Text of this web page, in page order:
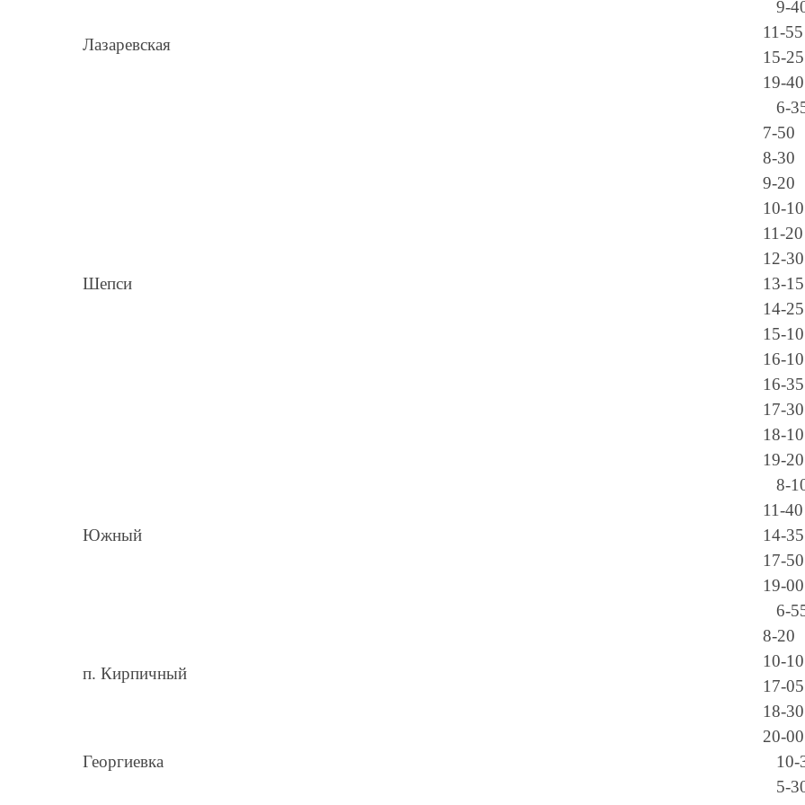
Лазаревская
9-
11-55
15-25
19-40
Шепси
6-
7-50
8-30
9-20
10-10
11-20
12-30
13-15
14-25
15-10
16-10
16-35
17-30
18-10
19-20
Южный
8-
11-40
14-35
17-50
19-00
п. Кирпичный
6-
8-20
10-10
17-05
18-30
20-00
Георгиевка
10-
5-